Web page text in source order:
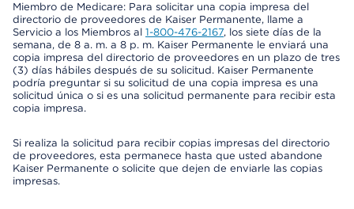
Miembro de Medicare: Para solicitar una copia impresa del
directorio de proveedores de Kaiser Permanente, llame a
Servicio a los Miembros al 1-800-476-2167, los siete días de la
semana, de 8 a. m. a 8 p. m. Kaiser Permanente le enviará una
copia impresa del directorio de proveedores en un plazo de tres
(3) días hábiles después de su solicitud. Kaiser Permanente
podría preguntar si su solicitud de una copia impresa es una
solicitud única o si es una solicitud permanente para recibir esta
copia impresa.
Si realiza la solicitud para recibir copias impresas del directorio
de proveedores, esta permanece hasta que usted abandone
Kaiser Permanente o solicite que dejen de enviarle las copias
impresas.